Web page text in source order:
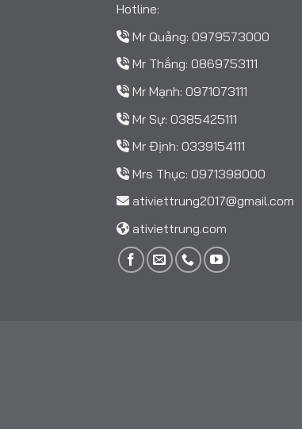
Hotline:
Mr Quảng: 0979573000
Mr Thắng: 0869753111
Mr Mạnh: 0971073111
Mr Sự: 0385425111
Mr Định: 0339154111
Mrs Thục: 0971398000
ativiettrung2017@gmail.com
ativiettrung.com